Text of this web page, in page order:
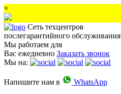
×
Сеть техцентров
послегарантийного обслуживания
Мы работаем для
Вас ежедневно Заказать звонок
Мы на:
Напишите нам в
WhatsApp